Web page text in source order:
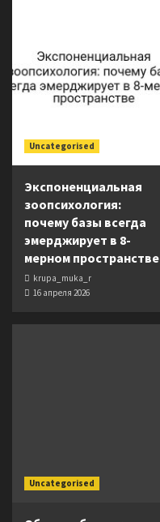
Uncategorised
Экспоненциальная
зоопсихология:
почему базы всегда
эмерджирует в 8-
мерном пространстве
krupa_muka_r
16 апреля 2026
Uncategorised